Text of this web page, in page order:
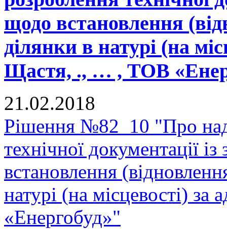
щодо встановлення
ділянки в натурі (на
Щастя, ., … , ТОВ
21.02.2018
Рішення №82_10 "Про
технічної документації
встановлення
натурі (на місцевості)
«Енергобуд»"